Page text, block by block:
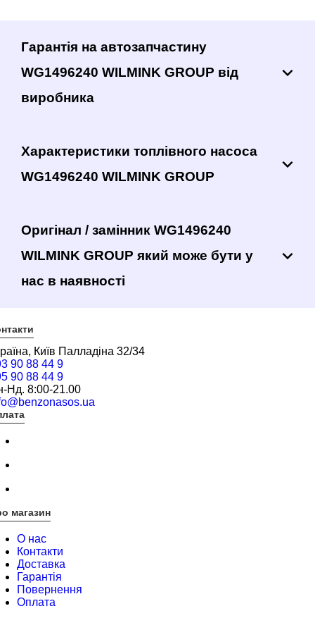
Гарантія на автозапчастину
WG1496240 WILMINK GROUP від
виробника
Характеристики топлівного насоса
WG1496240 WILMINK GROUP
Оригінал / замінник WG1496240
WILMINK GROUP який може бути у
нас в наявності
Київ Палладіна 32/34
90 88 44 9
90 88 44 9
Нд. 8:00-21.00
магазин
О нас
Контакти
Доставка
Гарантія
Повернення
Оплата